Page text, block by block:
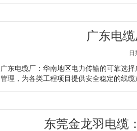
广东电
日
广东电缆厂：华南地区电力传输的可靠选
管理，为各类工程项目提供安全稳定的线缆
东莞金龙羽电缆